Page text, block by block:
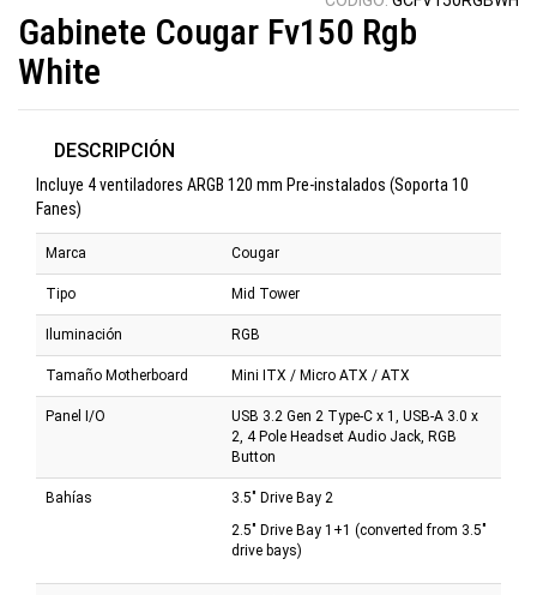
Gabinete Cougar Fv150 Rgb
White
DESCRIPCIÓN
Incluye 4 ventiladores ARGB 120 mm Pre-instalados (Soporta 10
Fanes)
Marca Cougar
Tipo Mid Tower
Iluminación RGB
Tamaño Motherboard Mini ITX / Micro ATX / ATX
Panel I/O
USB 3.2 Gen 2 Type-C x 1, USB-A 3.0 x
2, 4 Pole Headset Audio Jack, RGB
Button
Bahías
3.5" Drive Bay 2
2.5" Drive Bay 1+1 (converted from 3.5"
drive bays)